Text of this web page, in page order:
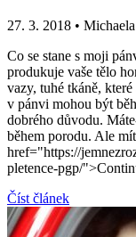
27. 3. 2018 •
Co se stane s moji
produkuje vaše tělo
vazy, tuhé tkáně,
v pánvi mohou být
dobrého důvodu.
během porodu. Ale
href="https://
pletence-pgp/
Číst článek